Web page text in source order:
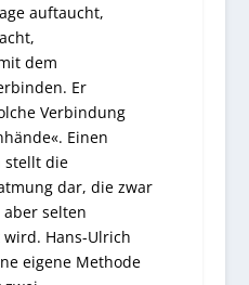
auftaucht,
dem
Er
Verbindung
Einen
stellt die
dar, die zwar
selten
Hans-Ulrich
eigene Methode